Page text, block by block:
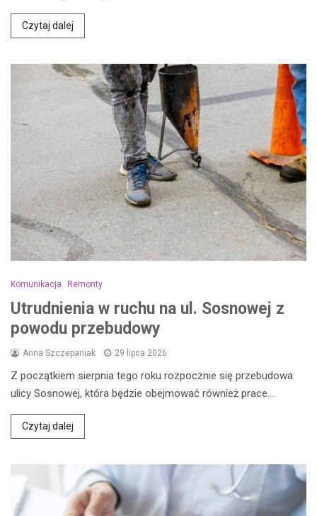
Czytaj dalej
Komunikacja Remonty
Utrudnienia w ruchu na ul. Sosnowej z
powodu przebudowy
Anna Szczepaniak 29 lipca 2026
Z początkiem sierpnia tego roku rozpocznie się przebudowa
ulicy Sosnowej, która będzie obejmować również prace…
Czytaj dalej